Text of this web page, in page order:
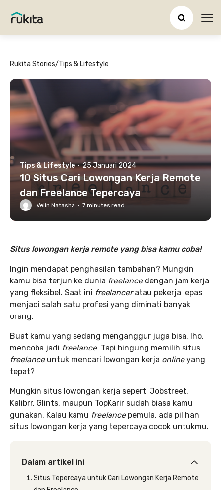
Rukita Stories/Tips & Lifestyle
Tips & Lifestyle · 25 Januari 2024
10 Situs Cari Lowongan Kerja Remote
dan Freelance Tepercaya
Velin Natasha · 7 minutes read
Situs lowongan kerja remote yang bisa kamu coba!
Ingin mendapat penghasilan tambahan? Mungkin
kamu bisa terjun ke dunia freelance dengan jam kerja
yang fleksibel. Saat ini freelanceratau pekerja lepas
menjadi salah satu profesi yang diminati banyak
orang.
Buat kamu yang sedang menganggur juga bisa, lho,
mencoba jadi freelance. Tapi bingung memilih situs
freelance untuk mencari lowongan kerja onlineyang
tepat?
Mungkin situs lowongan kerja seperti Jobstreet,
Kalibrr, Glints, maupun TopKarir sudah biasa kamu
gunakan. Kalau kamu freelance pemula, ada pilihan
situs lowongan kerja yang tepercaya cocok untukmu.
Dalam artikel ini
Situs Tepercaya untuk Cari Lowongan Kerja Remote